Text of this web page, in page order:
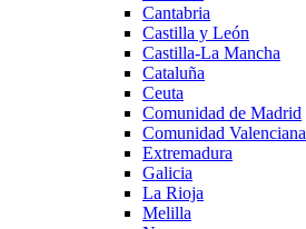
Cantabria
Castilla y León
Castilla-La Mancha
Cataluña
Ceuta
Comunidad de Madrid
Comunidad Valenciana
Extremadura
Galicia
La Rioja
Melilla